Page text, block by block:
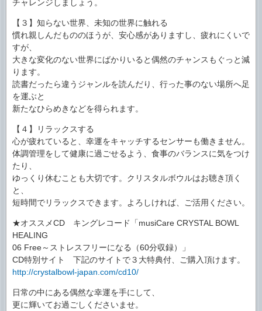
チャレンジしましょう。
【３】知らない世界、未知の世界に触れる
慣れ親しんだもののほうが、安心感がありますし、疲れにくいで
すが、
大きな変化のない世界にばかりいると偶然のチャンスもぐっと減
ります。
読書だったら違うジャンルを読んだり、行った事のない場所へ足
を運ぶと
新たなひらめきなどを得られます。
【４】リラックスする
心が疲れていると、幸運をキャッチするセンサーも働きません。
体調管理をして健康に過ごせるよう、食事のバランスに気をつけ
たり、
ゆっくり休むことも大切です。クリスタルボウルはお聴き頂く
と、
短時間でリラックスできます。よろしければ、ご活用ください。
★オススメCD キングレコード「musiCare CRYSTAL BOWL
HEALING
06 Free～ストレスフリーになる（60分収録）」
CD特別サイト 下記のサイトで３大特典付、ご購入頂けます。
http://crystalbowl-japan.com/cd10/
日常の中にある偶然な幸運を手にして、
更に輝いてお過ごしくださいませ。